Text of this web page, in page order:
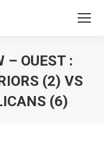
– OUEST :
(2) VS
(6)